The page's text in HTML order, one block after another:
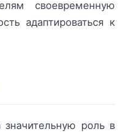
своевременную
адаптироваться к
значительную роль в